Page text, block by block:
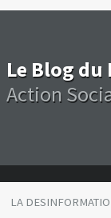
Le Blog
Action
LA